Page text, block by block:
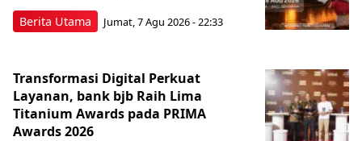
Berita Utama Jumat, 7 Agu 2026 - 22:33
Transformasi Digital Perkuat
Layanan, bank bjb Raih Lima
Titanium Awards pada PRIMA
Awards 2026